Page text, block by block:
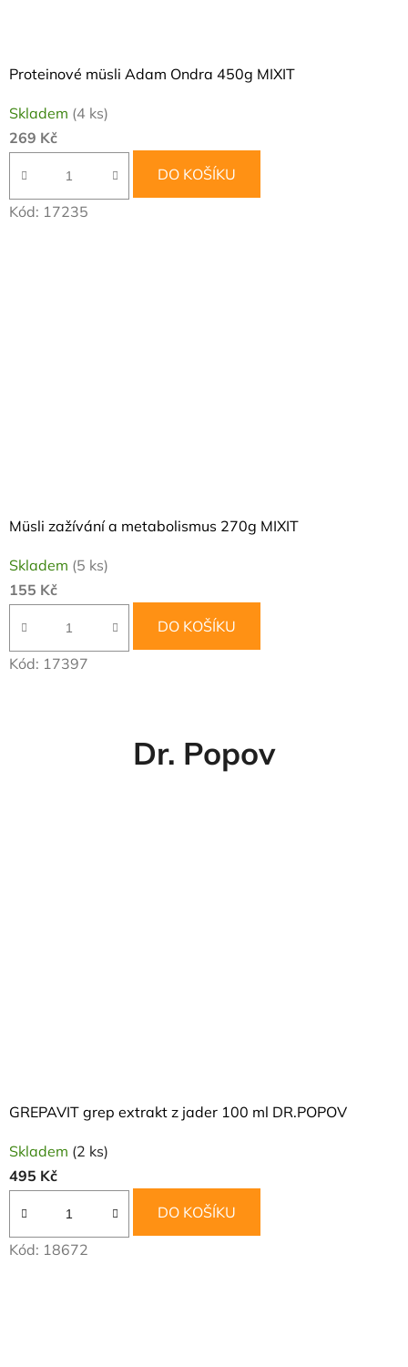
Proteinové müsli Adam Ondra 450g MIXIT
Skladem (4 ks)
269 Kč
DO KOŠÍKU
Kód: 17235
Müsli zažívání a metabolismus 270g MIXIT
Skladem (5 ks)
155 Kč
DO KOŠÍKU
Kód: 17397
Dr. Popov
GREPAVIT grep extrakt z jader 100 ml DR.POPOV
Skladem (2 ks)
495 Kč
DO KOŠÍKU
Kód: 18672